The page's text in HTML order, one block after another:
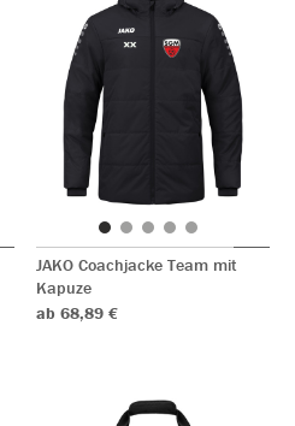
JAKO Coachjacke Team mit
Kapuze
ab 68,89 €